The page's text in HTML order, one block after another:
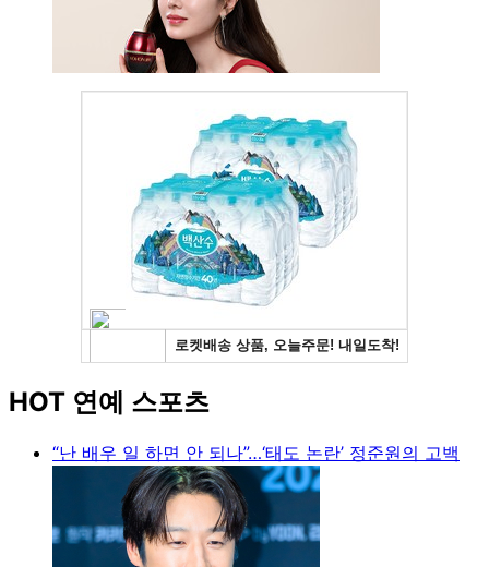
HOT 연예 스포츠
“난 배우 일 하면 안 되나”…‘태도 논란’ 정준원의 고백